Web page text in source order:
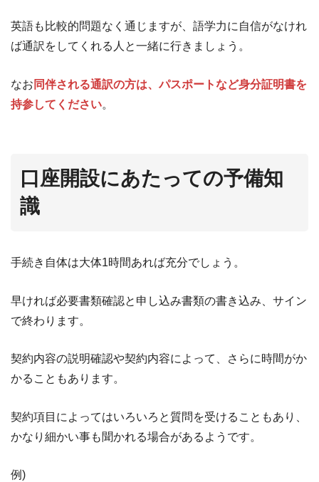
英語も比較的問題なく通じますが、語学力に自信がなけれ
ば通訳をしてくれる人と一緒に行きましょう。
なお 同伴される通訳の方は、パスポートなど身分証明書を
持参してください。
口座開設にあたっての予備知
識
手続き自体は大体1時間あれば充分でしょう。
早ければ必要書類確認と申し込み書類の書き込み、サイン
で終わります。
契約内容の説明確認や契約内容によって、さらに時間がか
かることもあります。
契約項目によってはいろいろと質問を受けることもあり、
かなり細かい事も聞かれる場合があるようです。
例)